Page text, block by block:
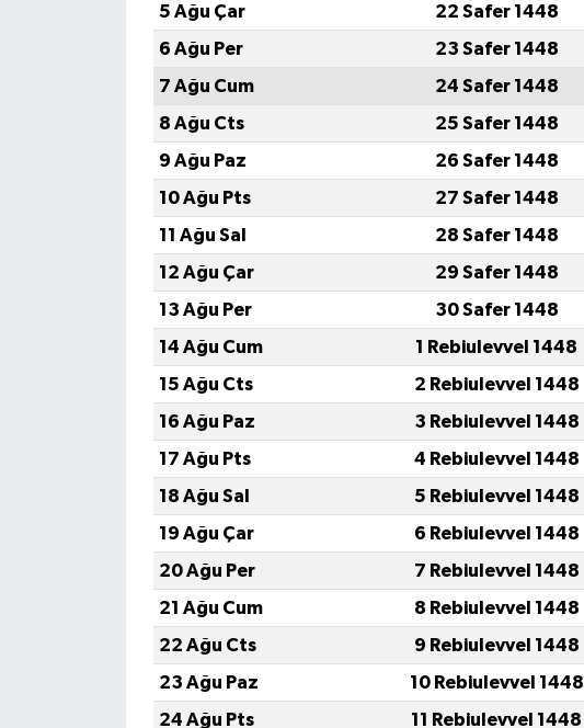
5 Ağu Çar
22 Safer 1448
6 Ağu Per
23 Safer 1448
7 Ağu Cum
24 Safer 1448
8 Ağu Cts
25 Safer 1448
9 Ağu Paz
26 Safer 1448
10 Ağu Pts
27 Safer 1448
11 Ağu Sal
28 Safer 1448
12 Ağu Çar
29 Safer 1448
13 Ağu Per
30 Safer 1448
14 Ağu Cum
1 Rebiulevvel 1448
15 Ağu Cts
2 Rebiulevvel 1448
16 Ağu Paz
3 Rebiulevvel 1448
17 Ağu Pts
4 Rebiulevvel 1448
18 Ağu Sal
5 Rebiulevvel 1448
19 Ağu Çar
6 Rebiulevvel 1448
20 Ağu Per
7 Rebiulevvel 1448
21 Ağu Cum
8 Rebiulevvel 1448
22 Ağu Cts
9 Rebiulevvel 1448
23 Ağu Paz
10 Rebiulevvel 1448
24 Ağu Pts
11 Rebiulevvel 1448